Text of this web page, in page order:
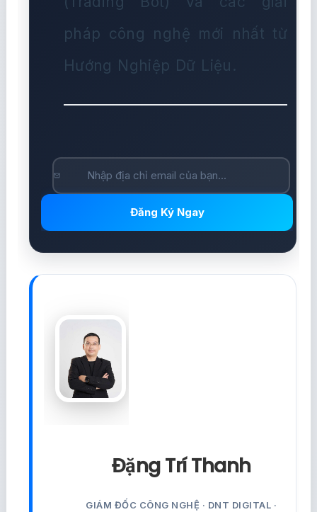
pháp công nghệ mới nhất từ
Hướng Nghiệp Dữ Liệu.
Đăng Ký Ngay
Đặng Trí Thanh
GIÁM ĐỐC CÔNG NGHỆ · DNT DIGITAL ·